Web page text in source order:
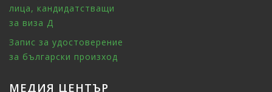
лица, кандидатстващи
за виза Д
Запис за удостоверение
за български произход
МЕДИЯ ЦЕНТЪР